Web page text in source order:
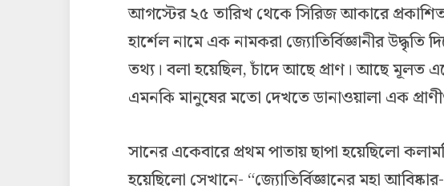
আগস্টের ২৫ তারিখ থেকে সিরিজ আকারে
হার্শেল নামে এক নামকরা জ্যোতির্বিজ্ঞানীর উদ্ধৃতি
তথ্য। বলা হয়েছিল, চাঁদে আছে প্রাণ। আছে মূলত
এমনকি মানুষের মতো দেখতে ডানাওয়ালা এক
সানের একেবারে প্রথম পাতায় ছাপা হয়েছিলো
হয়েছিলো সেখানে- “জ্যোতির্বিজ্ঞানের মহা